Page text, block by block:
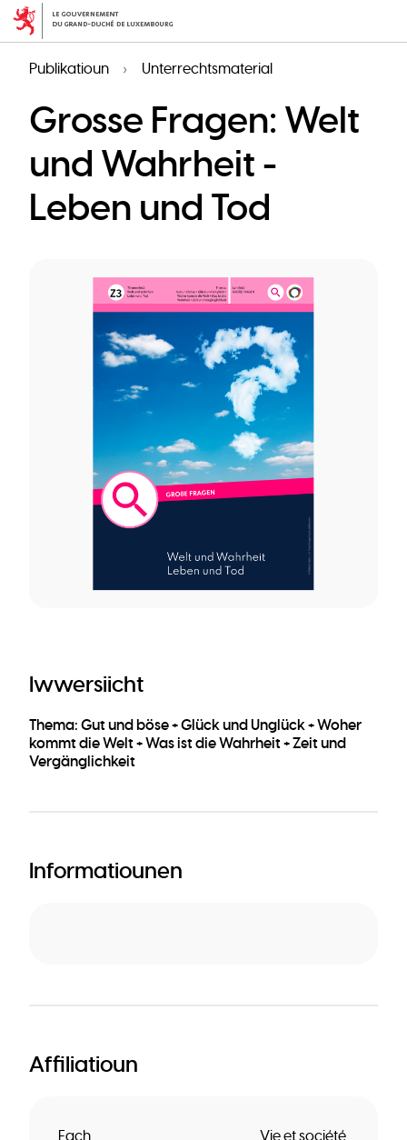
Skip
contentPublikatioun Unterrechtsmaterial
Grosse Fragen: Welt
und Wahrheit -
Leben und Tod
Iwwersiicht
Thema: Gut und böse + Glück und Unglück + Woher
kommt die Welt + Was ist die Wahrheit + Zeit und
Vergänglichkeit
Informatiounen
Affiliatioun
Fach Vie et société